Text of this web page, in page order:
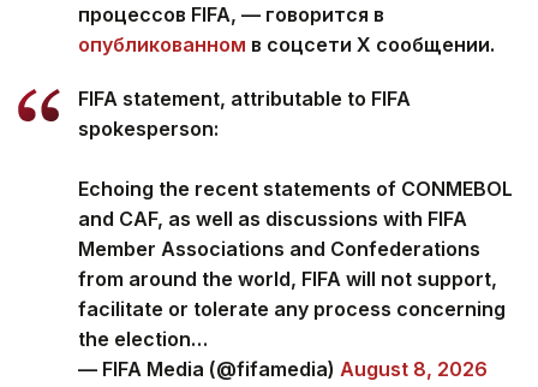
процессов FIFA, — говорится в
опубликованном в соцсети Х сообщении.
FIFA statement, attributable to FIFA
spokesperson:
Echoing the recent statements of CONMEBOL
and CAF, as well as discussions with FIFA
Member Associations and Confederations
from around the world, FIFA will not support,
facilitate or tolerate any process concerning
the election…
— FIFA Media (@fifamedia) August 8, 2026